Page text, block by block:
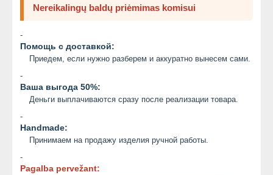
Nereikalingų baldų priėmimas komisui
-
Помощь с доставкой:
Приедем, если нужно разберем и аккуратно вынесем сами.
-
Ваша выгода 50%:
Деньги выплачиваются сразу после реализации товара.
-
Handmade:
Принимаем на продажу изделия ручной работы.
-
Pagalba pervežant: